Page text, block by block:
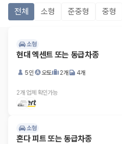
전체 소형 준중형 중형
소형
현대 엑센트 또는 동급차종
5인 오토 2개 4개
2개 업체 확인가능
소형
혼다 피트 또는 동급차종